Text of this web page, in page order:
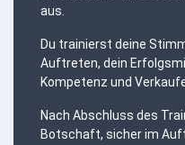
aus.
Du trainierst deine
Auftreten, dein
Kompetenz und
Nach Abschluss des
Botschaft, sicher im